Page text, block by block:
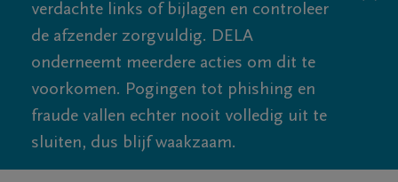
verdachte links of bijlagen en controleer
de afzender zorgvuldig. DELA
onderneemt meerdere acties om dit te
voorkomen. Pogingen tot phishing en
fraude vallen echter nooit volledig uit te
sluiten, dus blijf waakzaam.